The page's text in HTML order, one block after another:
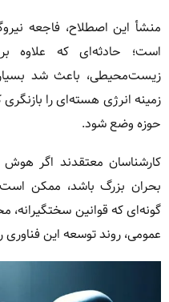
است؛ حادثه‌ای که علاوه
زیست‌محیطی، باعث شد
زمینه انرژی هسته‌ای را
حوزه وضع شود.
کارشناسان معتقدند اگر
بحران بزرگ باشد، ممکن
گونه‌ای که قوانین
عمومی، روند توسعه این فناوری